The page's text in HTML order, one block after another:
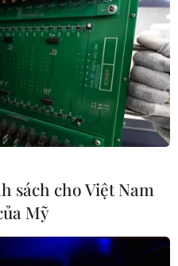
sách cho Việt Nam
Mỹ